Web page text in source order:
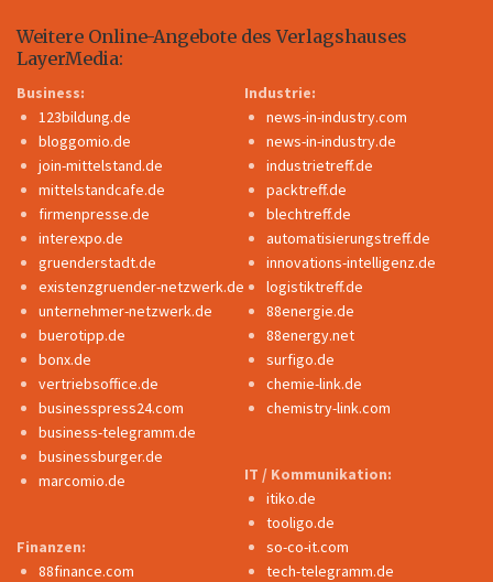
Weitere Online-Angebote des Verlagshauses
LayerMedia:
Business:
123bildung.de
bloggomio.de
join-mittelstand.de
mittelstandcafe.de
firmenpresse.de
interexpo.de
gruenderstadt.de
existenzgruender-netzwerk.de
unternehmer-netzwerk.de
buerotipp.de
bonx.de
vertriebsoffice.de
businesspress24.com
business-telegramm.de
businessburger.de
marcomio.de
Finanzen:
88finance.com
Industrie:
news-in-industry.com
news-in-industry.de
industrietreff.de
packtreff.de
blechtreff.de
automatisierungstreff.de
innovations-intelligenz.de
logistiktreff.de
88energie.de
88energy.net
surfigo.de
chemie-link.de
chemistry-link.com
IT / Kommunikation:
itiko.de
tooligo.de
so-co-it.com
tech-telegramm.de